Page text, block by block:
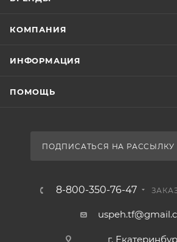
КОМПАНИЯ
ИНФОРМАЦИЯ
ПОМОЩЬ
ПОДПИСАТЬСЯ НА РАССЫЛКУ
8-800-350-76-47
г.